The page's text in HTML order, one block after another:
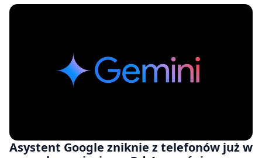
Asystent Google zniknie z telefonów już w